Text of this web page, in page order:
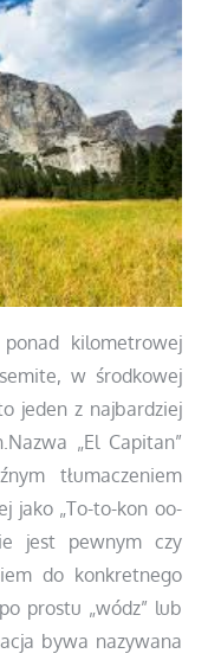
kilometrowej
w środkowej
jeden z najbardziej
„El Capitan”
tłumaczeniem
jako „To-to-kon oo-
jest pewnym czy
do konkretnego
prostu „wódz” lub
bywa nazywana